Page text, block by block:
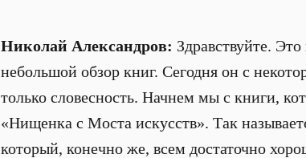
Николай Александров: Здравствуйте.
небольшой обзор книг. Сегодня он с
только словесность. Начнем мы с книги,
«Нищенка с Моста искусств». Так
который, конечно же, всем достаточно